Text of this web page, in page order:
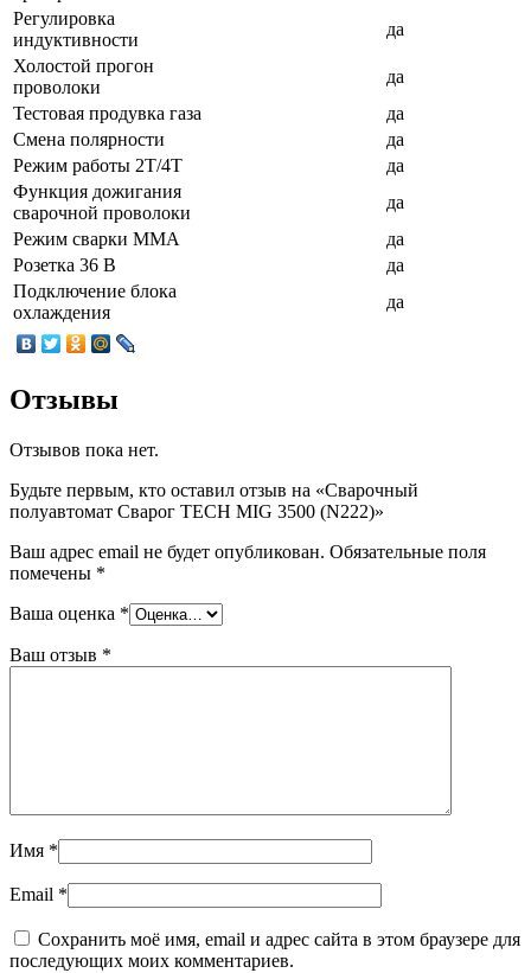
Регулировка
индуктивности
да
Холостой прогон
проволоки
да
Тестовая продувка газа
да
Смена полярности
да
Режим работы 2Т/4Т
да
Функция дожигания
сварочной проволоки
да
Режим сварки ММА
да
Розетка 36 В
да
Подключение блока
охлаждения
да
Отзывы
Отзывов пока нет.
Будьте первым, кто оставил отзыв на «Сварочный
полуавтомат Сварог TECH MIG 3500 (N222)»
Ваш адрес email не будет опубликован. Обязательные поля
помечены *
Ваша оценка *
Ваш отзыв *
Имя *
Email *
Сохранить моё имя, email и адрес сайта в этом браузере для
последующих моих комментариев.